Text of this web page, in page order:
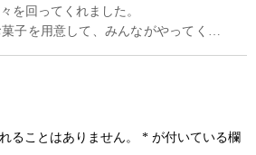
を回ってくれました。
子を用意して、みんながやってくるの
ることはありません。 * が付いている欄